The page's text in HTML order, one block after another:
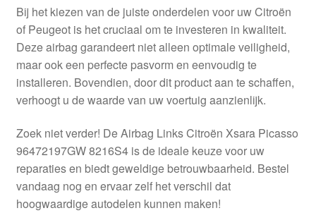
Levering
Mijn account
Over ons
Wereldwijde verzending
Winkelwagen
Bij het kiezen van de juiste onderdelen voor uw Citroën
of Peugeot is het cruciaal om te investeren in kwaliteit.
Deze airbag garandeert niet alleen optimale veiligheid,
maar ook een perfecte pasvorm en eenvoudig te
installeren. Bovendien, door dit product aan te schaffen,
verhoogt u de waarde van uw voertuig aanzienlijk.
Zoek niet verder! De Airbag Links Citroën Xsara Picasso
96472197GW 8216S4 is de ideale keuze voor uw
reparaties en biedt geweldige betrouwbaarheid. Bestel
vandaag nog en ervaar zelf het verschil dat
hoogwaardige autodelen kunnen maken!